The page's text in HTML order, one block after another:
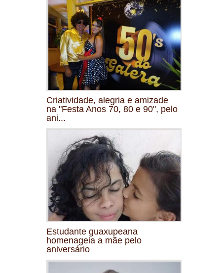
Criatividade, alegria e amizade
na "Festa Anos 70, 80 e 90", pelo
ani...
Estudante guaxupeana
homenageia a mãe pelo
aniversário